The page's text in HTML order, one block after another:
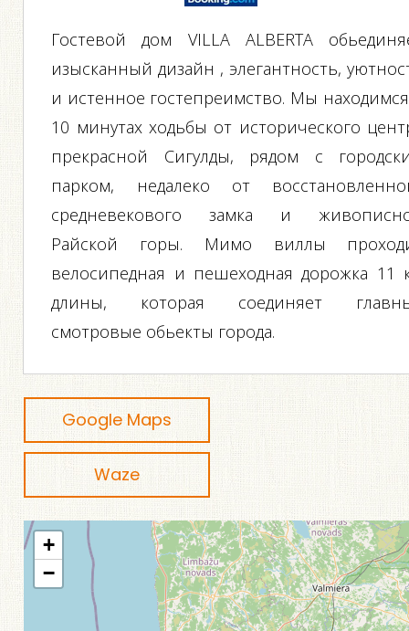
Гостевой дом VILLA ALBERTA
изысканный дизайн , элегантность,
и истенное гостепреимство. Мы
10 минутах ходьбы от исторического
прекрасной Сигулды, рядом с
парком, недалеко от
средневекового замка и
Райской горы. Мимо виллы
велосипедная и пешеходная дорожка 11
длины, которая соединяет
смотровые обьекты города.
Google Maps
Waze
+
−